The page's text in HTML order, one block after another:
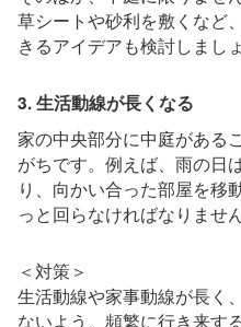
草シートや砂利を敷くなど
きるアイデアも検討しましょ
3. 生活動線が長くなる
家の中央部分に中庭がある
がちです。例えば、雨の日
り、向かい合った部屋を移
っと回らなければなりません
＜対策＞
生活動線や家事動線が長く
ないよう、頻繁に行き来す